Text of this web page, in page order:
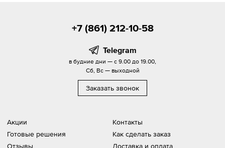
Акции
Готовые решения
Отзывы
Контакты
Как сделать заказ
Доставка и оплата
+7 (861) 212-10-58
Telegram
в будние дни — с 9.00 до 19.00,
Сб, Вс — выходной
Заказать звонок